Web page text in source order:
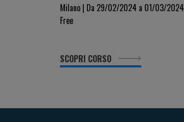
Milano | Da 29/02/2024 a 01/03/2024
Free
SCOPRI CORSO